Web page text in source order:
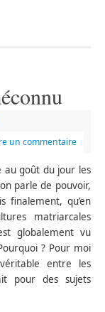
un commentaire
au goût du jour les
parle de pouvoir,
finalement, qu’en
matriarcales
globalement vu
? Pour moi
entre les
pour des sujets